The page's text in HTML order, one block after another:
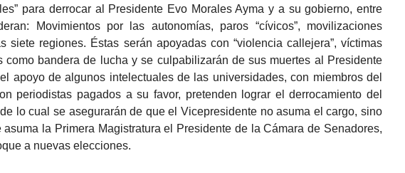
para derrocar al Presidente Evo Morales Ayma y a su gobierno, entre
Movimientos por las autonomías, paros “cívicos”, movilizaciones
siete regiones. Éstas serán apoyadas con “violencia callejera”, víctimas
como bandera de lucha y se culpabilizarán de sus muertes al Presidente
apoyo de algunos intelectuales de las universidades, con miembros del
periodistas pagados a su favor, pretenden lograr el derrocamiento del
lo cual se asegurarán de que el Vicepresidente no asuma el cargo, sino
la Primera Magistratura el Presidente de la Cámara de Senadores,
a nuevas elecciones.